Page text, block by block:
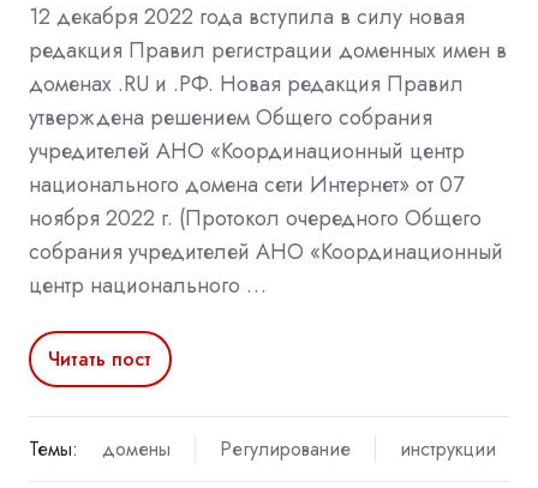
12 декабря 2022 года вступила в силу новая
редакция Правил регистрации доменных имен в
доменах .RU и .РФ. Новая редакция Правил
утверждена решением Общего собрания
учредителей АНО «Координационный центр
национального домена сети Интернет» от 07
ноября 2022 г. (Протокол очередного Общего
собрания учредителей АНО «Координационный
центр национального …
Читать пост
Темы: домены Регулирование инструкции